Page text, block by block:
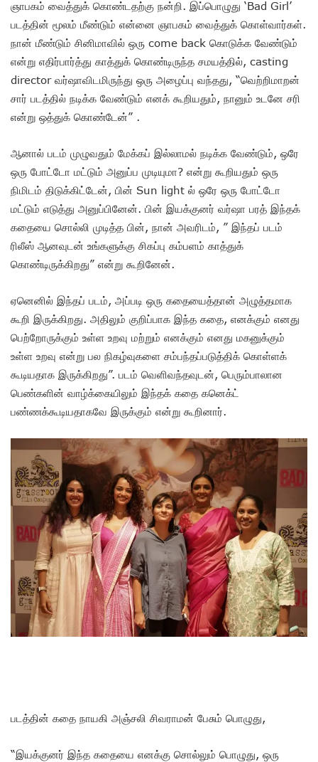
ஞாபகம் வைத்துக் கொண்டதற்கு நன்றி. இப்பொழுது ‘Bad Girl’
படத்தின் மூலம் மீண்டும் என்னை ஞாபகம் வைத்துக் கொள்வார்கள்.
நான் மீண்டும் சினிமாவில் ஒரு come back கொடுக்க வேண்டும்
என்று எதிர்பார்த்து காத்துக் கொண்டிருந்த சமயத்தில், casting
director வர்ஷாவிடமிருந்து ஒரு அழைப்பு வந்தது, “வெற்றிமாறன்
சார் படத்தில் நடிக்க வேண்டும் எனக் கூறியதும், நானும் உடனே சரி
என்று ஒத்துக் கொண்டேன்” .
ஆனால் படம் முழுவதும் மேக்கப் இல்லாமல் நடிக்க வேண்டும், ஒரே
ஒரு போட்டோ மட்டும் அனுப்ப முடியுமா? என்று கூறியதும் ஒரு
நிமிடம் திடுக்கிட்டேன், பின் Sun light ல் ஒரே ஒரு போட்டோ
மட்டும் எடுத்து அனுப்பினேன். பின் இயக்குனர் வர்ஷா பரத் இந்தக்
கதையை சொல்லி முடித்த பின், நான் அவரிடம், ” இந்தப் படம்
ரிலீஸ் ஆனவுடன் உங்களுக்கு சிகப்பு கம்பளம் காத்துக்
கொண்டிருக்கிறது” என்று கூறினேன்.
ஏனெனில் இந்தப் படம், அப்படி ஒரு கதையைத்தான் அழுத்தமாக
கூறி இருக்கிறது. அதிலும் குறிப்பாக இந்த கதை, எனக்கும் எனது
பெற்றோருக்கும் உள்ள உறவு மற்றும் எனக்கும் எனது மகனுக்கும்
உள்ள உறவு என்று பல நிகழ்வுகளை சம்பந்தப்படுத்திக் கொள்ளக்
கூடியதாக இருக்கிறது”. படம் வெளிவந்தவுடன், பெரும்பாலான
பெண்களின் வாழ்க்கையிலும் இந்தக் கதை கனெக்ட்
பண்ணக்கூடியதாகவே இருக்கும் என்று கூறினார்.
படத்தின் கதை நாயகி அஞ்சலி சிவராமன் பேசும் பொழுது,
“இயக்குனர் இந்த கதையை எனக்கு சொல்லும் பொழுது, ஒரு